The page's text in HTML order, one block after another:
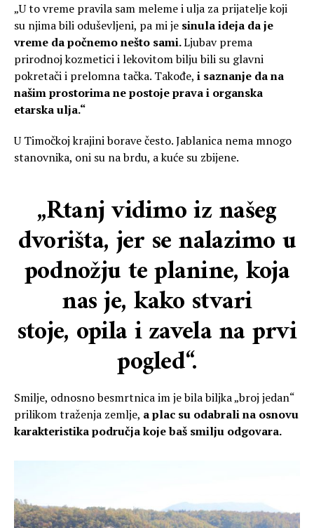
„U to vreme pravila sam meleme i ulja za prijatelje koji
su njima bili oduševljeni, pa mi je sinula ideja da je
vreme da počnemo nešto sami.Ljubav prema
prirodnoj kozmetici i lekovitom bilju bili su glavni
pokretači i prelomna tačka. Takođe, i saznanje da na
našim prostorima ne postoje prava i organska
etarska ulja.“
U Timočkoj krajini borave često. Jablanica nema mnogo
stanovnika, oni su na brdu, a kuće su zbijene.
„Rtanj vidimo iz našeg
dvorišta, jer se nalazimo u
podnožju te planine, koja
nas je, kako stvari
stoje, opila i zavela na prvi
pogled“.
Smilje, odnosno besmrtnica im je bila biljka „broj jedan“
prilikom traženja zemlje, a plac su odabrali na osnovu
karakteristika područja koje baš smilju odgovara.